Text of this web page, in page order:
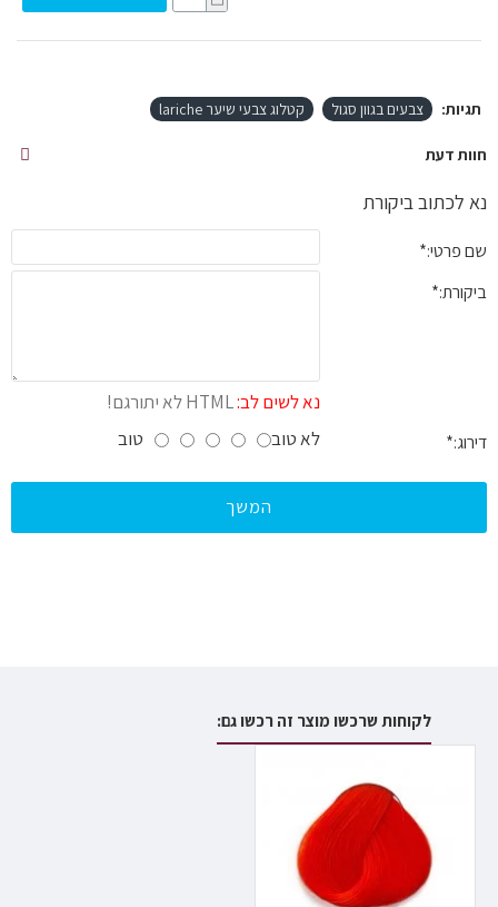
תגיות: צבעים בגוון סגול קטלוג צבעי שיער lariche
חוות דעת
נא לכתוב ביקורת
שם פרטי:
ביקורת:
נא לשים לב:
דירוג: לא טוב טוב
המשך
לקוחות שרכשו מוצר זה רכשו גם: